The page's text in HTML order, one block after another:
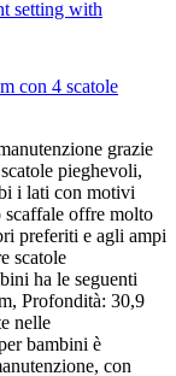
con 4 scatole
grazie
pieghevoli,
i lati con motivi
scaffale offre molto
preferiti e agli ampi
scatole
ha le seguenti
Profondità: 30,9
nelle
bambini è
con